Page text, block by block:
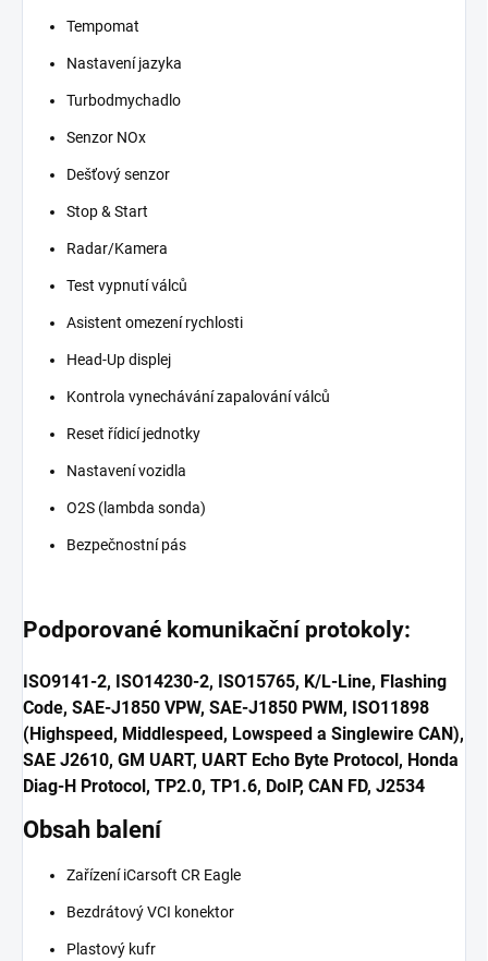
Tempomat
Nastavení jazyka
Turbodmychadlo
Senzor NOx
Dešťový senzor
Stop & Start
Radar/Kamera
Test vypnutí válců
Asistent omezení rychlosti
Head-Up displej
Kontrola vynechávání zapalování válců
Reset řídicí jednotky
Nastavení vozidla
O2S (lambda sonda)
Bezpečnostní pás
Podporované komunikační protokoly:
ISO9141-2, ISO14230-2, ISO15765, K/L-Line, Flashing
Code, SAE-J1850 VPW, SAE-J1850 PWM, ISO11898
(Highspeed, Middlespeed, Lowspeed a Singlewire CAN),
SAE J2610, GM UART, UART Echo Byte Protocol, Honda
Diag-H Protocol, TP2.0, TP1.6, DoIP, CAN FD, J2534
Obsah balení
Zařízení iCarsoft CR Eagle
Bezdrátový VCI konektor
Plastový kufr